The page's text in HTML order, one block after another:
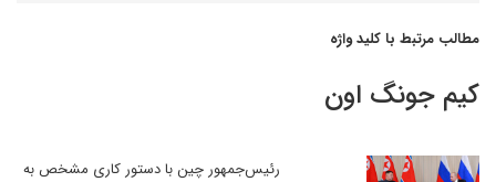
مطالب مرتبط با کلید واژه
کیم جونگ اون
رئیس‌جمهور چین با دستور کاری مشخص به